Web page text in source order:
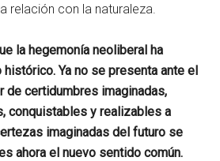
relación con la naturaleza.
la hegemonía neoliberal ha
Ya no se presenta ante el
de certidumbres imaginadas,
conquistables y realizables a
imaginadas del futuro se
ahora el nuevo sentido común.